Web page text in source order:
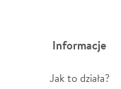
Informacje
Jak to działa?